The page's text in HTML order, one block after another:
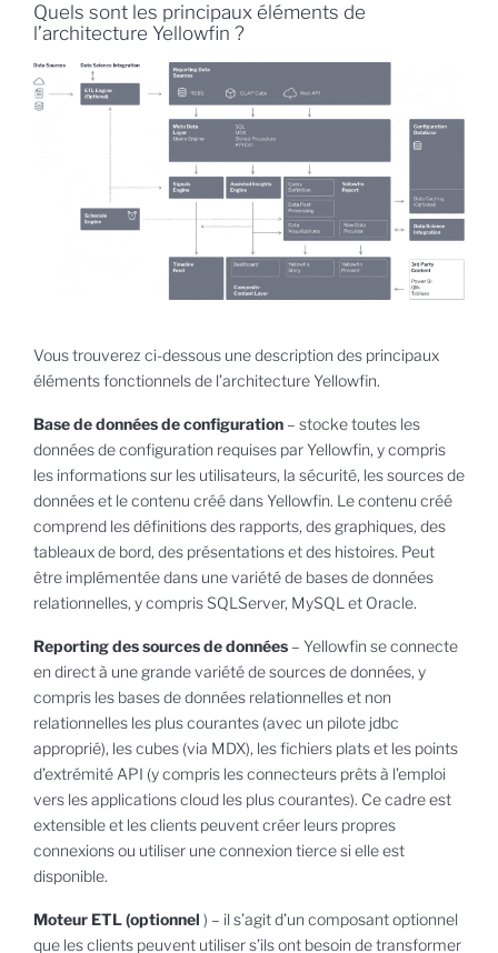
Quels sont les principaux éléments de
l’architecture Yellowfin ?
Vous trouverez ci-dessous une description des principaux
éléments fonctionnels de l’architecture Yellowfin.
Base de données de configuration – stocke toutes les
données de configuration requises par Yellowfin, y compris
les informations sur les utilisateurs, la sécurité, les sources de
données et le contenu créé dans Yellowfin. Le contenu créé
comprend les définitions des rapports, des graphiques, des
tableaux de bord, des présentations et des histoires. Peut
être implémentée dans une variété de bases de données
relationnelles, y compris SQLServer, MySQL et Oracle.
Reporting des sources de données – Yellowfin se connecte
en direct à une grande variété de sources de données, y
compris les bases de données relationnelles et non
relationnelles les plus courantes (avec un pilote jdbc
approprié), les cubes (via MDX), les fichiers plats et les points
d’extrémité API (y compris les connecteurs prêts à l’emploi
vers les applications cloud les plus courantes). Ce cadre est
extensible et les clients peuvent créer leurs propres
connexions ou utiliser une connexion tierce si elle est
disponible.
Moteur ETL (optionnel ) – il s’agit d’un composant optionnel
que les clients peuvent utiliser s’ils ont besoin de transformer